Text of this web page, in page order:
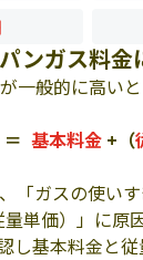
ンガス料金
一般的に高い
基本料金 +（
「ガスの使い
単価）」に原
し基本料金と